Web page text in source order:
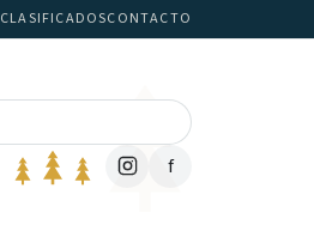
CLASIFICADOSCONTACTO
f